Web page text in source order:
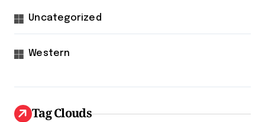
Uncategorized
Western
Tag Clouds